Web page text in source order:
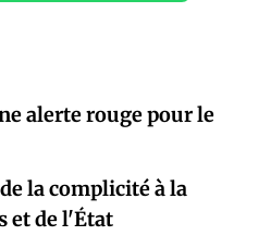
alerte rouge pour le
la complicité à la
et de l'État